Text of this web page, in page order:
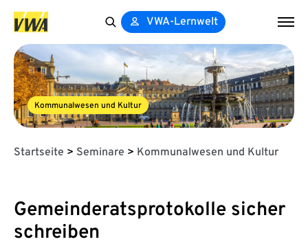
for:
VWA-Lernwelt
Kommunalwesen und Kultur
Startseite > Seminare > Kommunalwesen und Kultur
Gemeinderatsprotokolle sicher
schreiben